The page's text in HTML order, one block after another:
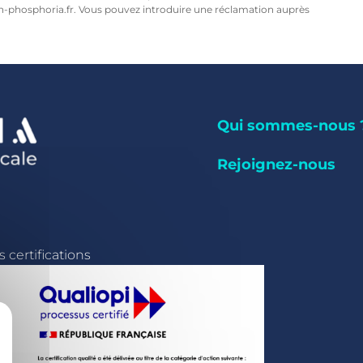
phosphoria.fr. Vous pouvez introduire une réclamation auprès
Qui sommes-nous
Rejoignez-nous
certifications